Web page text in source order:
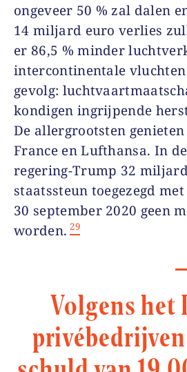
ongeveer 50 % zal dalen
14 miljard euro verlies
er 86,5 % minder
intercontinentale
gevolg:
kondigen ingrijpende
De allergrootsten
France en Lufthansa. In
regering-Trump 32
staatssteun toegezegd
30 september 2020 geen
worden. 29
Volgens het